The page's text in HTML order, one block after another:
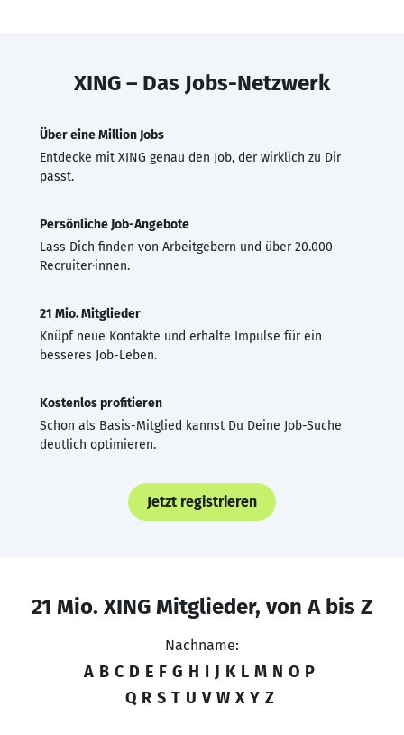
XING – Das Jobs-Netzwerk
Über eine Million Jobs
Entdecke mit XING genau den Job, der wirklich zu Dir
passt.
Persönliche Job-Angebote
Lass Dich finden von Arbeitgebern und über 20.000
Recruiter·innen.
21 Mio. Mitglieder
Knüpf neue Kontakte und erhalte Impulse für ein
besseres Job-Leben.
Kostenlos profitieren
Schon als Basis-Mitglied kannst Du Deine Job-Suche
deutlich optimieren.
Jetzt registrieren
21 Mio. XING Mitglieder, von A bis Z
Nachname:
A B C D E F G H I J K L M N O P
Q R S T U V W X Y Z